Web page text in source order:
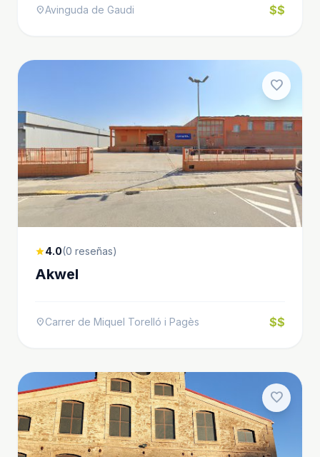
location_onAvinguda de Gaudi $$
favorite
star4.0(0 reseñas)
Akwel
location_onCarrer de Miquel Torelló i Pagès $$
favorite